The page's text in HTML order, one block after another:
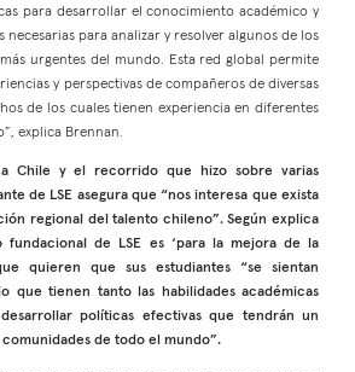
para desarrollar el conocimiento académico y
necesarias para analizar y resolver algunos de los
urgentes del mundo. Esta red global permite
y perspectivas de compañeros de diversas
de los cuales tienen experiencia en diferentes
explica Brennan.
Chile y el recorrido que hizo sobre varias
de LSE asegura que “nos interesa que exista
regional del talento chileno”. Según explica
fundacional de LSE es ‘para la mejora de la
quieren que sus estudiantes “se sientan
que tienen tanto las habilidades académicas
políticas efectivas que tendrán un
de todo el mundo”.